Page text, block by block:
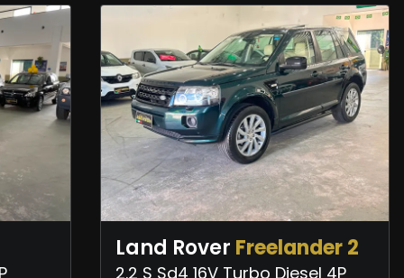
Land Rover Freelander 2
2.2 S Sd4 16V Turbo Diesel 4P